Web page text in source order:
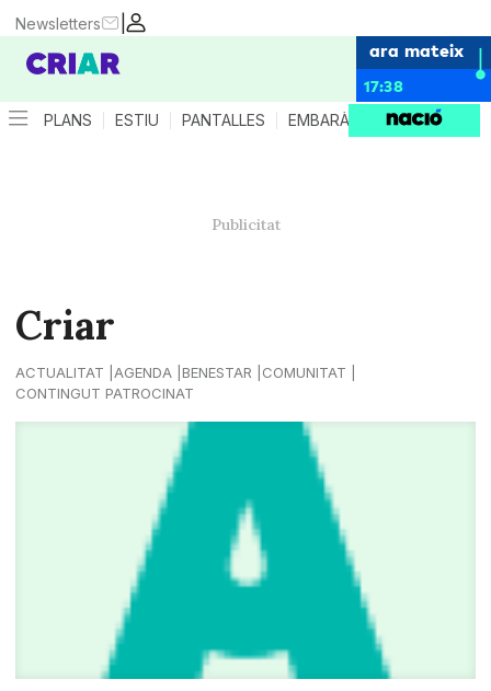
|
Newsletters
ara mateix
17:38
PLANS ESTIU PANTALLES EMBARÀS CRIANÇA
Criar
ACTUALITAT AGENDA BENESTAR
COMUNITAT
CONTINGUT PATROCINAT